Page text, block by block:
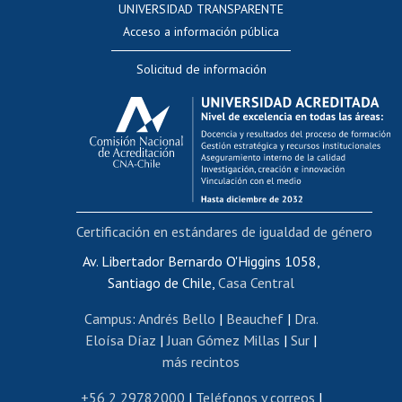
Perfeccionamiento
Editar Portafolio Académico
Evaluación docente
Calificación académica
Postulación al AUCAI
Funcionarias/os
Cursos internos de capacitación
Bienestar del personal
Portal de movilidad interna
Certificado de renta
Certificado de renta honorarios
Editar páginas blancas
Extranjeras/os
Revalidación y reconocimiento de títulos
UNIVERSIDAD TRANSPARENTE
Acceso a información pública
Solicitud de información
Av. Libertador Bernardo O'Higgins 1058,
Santiago de Chile, Casa Central
Campus: Andrés Bello | Beauchef| Dra.
Eloísa Díaz | Juan Gómez Millas | Sur |
más recintos
+56 2 29782000 | Teléfonos y correos |
Certificación en estándares de igualdad de género